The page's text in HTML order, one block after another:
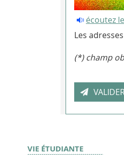
écoutez
Les
(*) champ
VIE ÉTUDIANTE